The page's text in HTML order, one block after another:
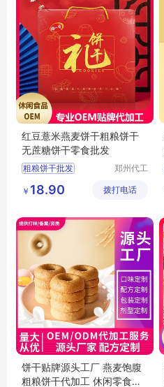
红豆薏米燕麦饼干粗粮饼干
无蔗糖饼干零食批发
粗粮饼干批发
粗粮饼干OEM
无蔗糖饼干批发
郑州代工
技有限公
￥ 18.90 拨打电话
饼干贴牌源头工厂 燕麦饱腹
粗粮饼干代加工 休闲零食休